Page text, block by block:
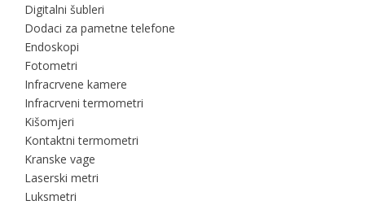
Digitalni šubleri
Dodaci za pametne telefone
Endoskopi
Fotometri
Infracrvene kamere
Infracrveni termometri
Kišomjeri
Kontaktni termometri
Kranske vage
Laserski metri
Luksmetri